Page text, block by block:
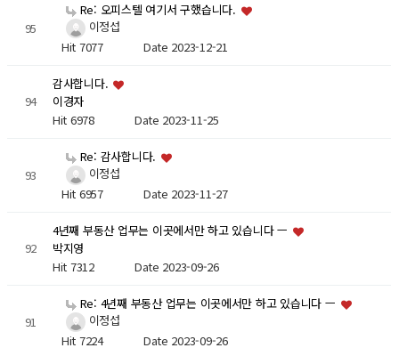
95
Re: 오피스텔 여기서 구했습니다.
이정섭
Hit 7077 Date 2023-12-21
94
감사합니다.
이경자
Hit 6978 Date 2023-11-25
93
Re: 감사합니다.
이정섭
Hit 6957 Date 2023-11-27
92
4년째 부동산 업무는 이곳에서만 하고 있습니다 ㅡ
박지영
Hit 7312 Date 2023-09-26
91
Re: 4년째 부동산 업무는 이곳에서만 하고 있습니다 ㅡ
이정섭
Hit 7224 Date 2023-09-26